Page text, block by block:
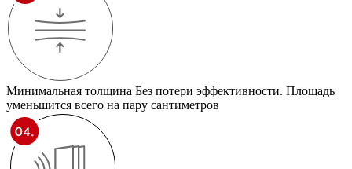
Минимальная толщина Без потери эффективности. Площадь
уменьшится всего на пару сантиметров